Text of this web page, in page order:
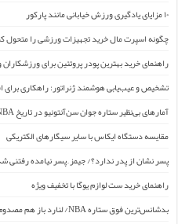
۱۰ مزایای یادگیری ورزش خیابانی مانند پارکور
چگونه اسپرت مال خرید تجهیزات ورزشی را متحول
راهنمای خرید بهترین پودر پروتئین برای
تشخیص و عیب‌یابی هوشمند ژنراتور: راهکاری
آمارهای بی‌نظیر ستاره جوان سن‌آنتونیو در تاریخ NBA
مقایسه دستگاه ایکاس با سایر سیگارهای الکتریکی
پسر نشان از پدر ندارد؟/ جیمز ِ پسر نیامده رفتنی
راهنمای خرید ست لوازم یوگا با تخفیف ویژه
بدشانس‌ترین فوق ستاره NBA/ لنارد باز هم مصدوم شد